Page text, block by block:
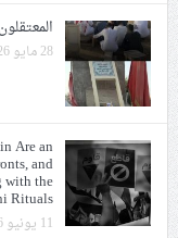
28 مايو 2026
Are an
and
with the
Rituals
11 يونيو 2026